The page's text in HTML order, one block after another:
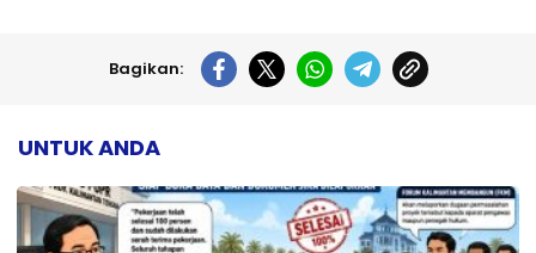
Bagikan:
UNTUK ANDA